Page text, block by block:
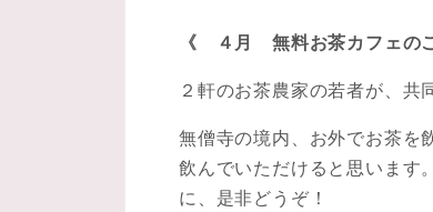
《 ４月 無料お茶カフェの
２軒のお茶農家の若者が、共
無僧寺の境内、お外でお茶を
飲んでいただけると思います
に、是非どうぞ！